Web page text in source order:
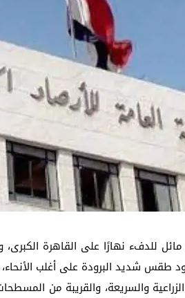
العام .. عندما تتحدث الإنجازات يصدر
على الأماكن المتأثرة وسبب الانقطاع
للدفء نهارًا على القاهرة
طقس شديد البرودة على أغلب
والسريعة، والقريبة من